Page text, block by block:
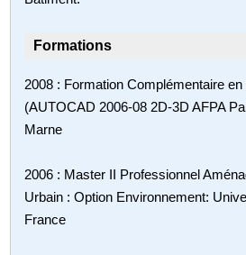
Formations
2008 : Formation Complémentaire
(AUTOCAD 2006-08 2D-3D AFPA
Marne
2006 : Master II Professionnel
Urbain : Option Environnement:
France